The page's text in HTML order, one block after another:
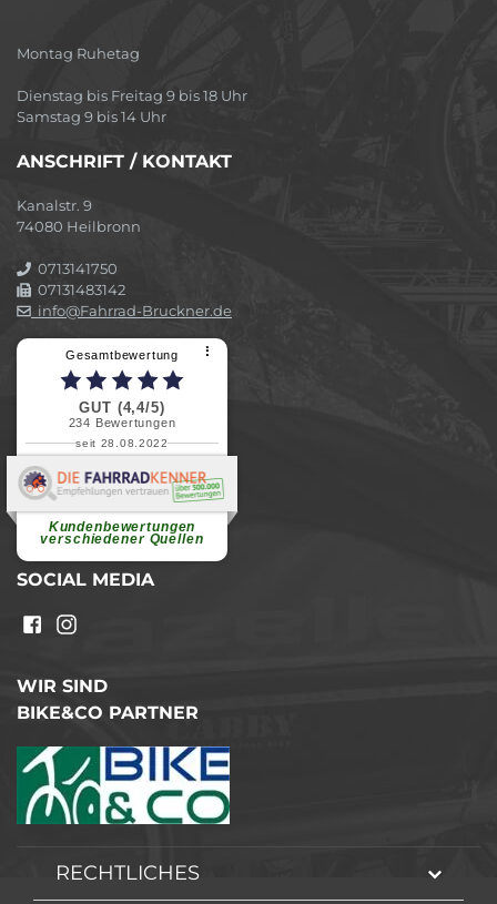
Montag Ruhetag
Dienstag bis Freitag 9 bis 18 Uhr
Samstag 9 bis 14 Uhr
ANSCHRIFT / KONTAKT
Kanalstr. 9
74080 Heilbronn
0713141750
07131483142
info@Fahrrad-Bruckner.de
Gesamtbewertung ⠇
GUT (4,4/5)
234 Bewertungen
seit 28.08.2022
Kundenbewertungen
verschiedener Quellen
Elvira B.
Superschnelle und freundliche
weiterlesen
SOCIAL MEDIA
WIR SIND
BIKE&CO PARTNER
RECHTLICHES